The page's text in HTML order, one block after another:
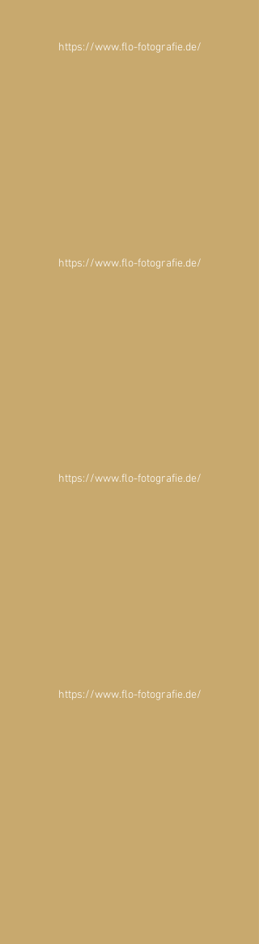
https://www.flo-fotografie.de/
https://www.flo-fotografie.de/
https://www.flo-fotografie.de/
https://www.flo-fotografie.de/